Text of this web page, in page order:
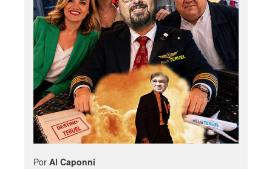
Por Al Caponni